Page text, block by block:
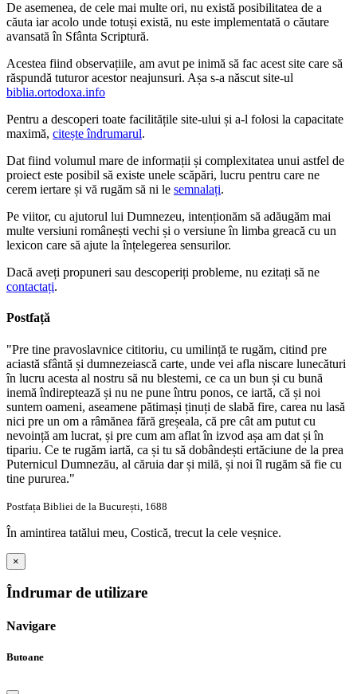
De asemenea, de cele mai multe ori, nu există posibilitatea de a
căuta iar acolo unde totuși există, nu este implementată o căutare
avansată în Sfânta Scriptură.
Acestea fiind observațiile, am avut pe inimă să fac acest site care să
răspundă tuturor acestor neajunsuri. Așa s-a născut site-ul
biblia.ortodoxa.info
Pentru a descoperi toate facilitățile site-ului și a-l folosi la capacitate
maximă, citește îndrumarul.
Dat fiind volumul mare de informații și complexitatea unui astfel de
proiect este posibil să existe unele scăpări, lucru pentru care ne
cerem iertare și vă rugăm să ni le semnalați.
Pe viitor, cu ajutorul lui Dumnezeu, intenționăm să adăugăm mai
multe versiuni românești vechi și o versiune în limba greacă cu un
lexicon care să ajute la înțelegerea sensurilor.
Dacă aveți propuneri sau descoperiți probleme, nu ezitați să ne
contactați.
Postfață
"Pre tine pravoslavnice cititoriu, cu umilință te rugăm, citind pre
aciastă sfântă și dumnezeiască carte, unde vei afla niscare lunecături
în lucru acesta al nostru să nu blestemi, ce ca un bun și cu bună
inemă îndireptează și nu ne pune întru ponos, ce iartă, că și noi
suntem oameni, aseamene pătimași ținuți de slabă fire, carea nu lasă
nici pre un om a râmănea fără greșeala, că pre cât am putut cu
nevoință am lucrat, și pre cum am aflat în izvod așa am dat și în
tipariu. Ce te rugăm iartă, ca și tu să dobândești ertăciune de la prea
Puternicul Dumnezău, al căruia dar și milă, și noi îl rugăm să fie cu
tine pururea."
Postfața Bibliei de la București, 1688
În amintirea tatălui meu, Costică, trecut la cele veșnice.
×
Îndrumar de utilizare
Navigare
Butoane